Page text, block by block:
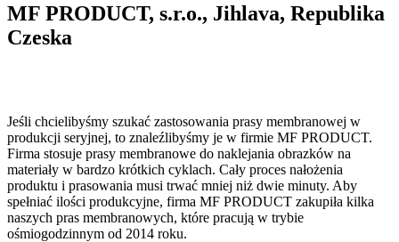
MF PRODUCT, s.r.o., Jihlava, Republika
Czeska
Jeśli chcielibyśmy szukać zastosowania prasy membranowej w
produkcji seryjnej, to znaleźlibyśmy je w firmie MF PRODUCT.
Firma stosuje prasy membranowe do naklejania obrazków na
materiały w bardzo krótkich cyklach. Cały proces nałożenia
produktu i prasowania musi trwać mniej niż dwie minuty. Aby
spełniać ilości produkcyjne, firma MF PRODUCT zakupiła kilka
naszych pras membranowych, które pracują w trybie
ośmiogodzinnym od 2014 roku.